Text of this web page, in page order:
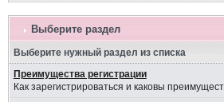
Выберите раздел
Выберите нужный раздел из списка
Преимущества регистрации
Как зарегистрироваться и каковы